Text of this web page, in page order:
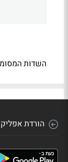
השדות
הורדת